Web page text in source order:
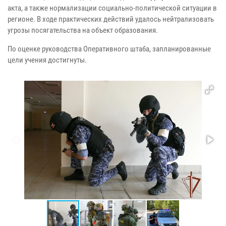
акта, а также нормализации социально-политической ситуации в
регионе. В ходе практических действий удалось нейтрализовать
угрозы посягательства на объект образования.
По оценке руководства Оперативного штаба, запланированные
цели учения достигнуты.